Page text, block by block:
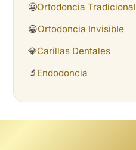
😬Ortodoncia Tradicional
😁Ortodoncia Invisible
💎Carillas Dentales
🔬 Endodoncia